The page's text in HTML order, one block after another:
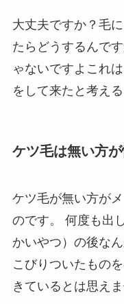
大丈夫ですか？毛
たらどうするんです
ゃないですよこれは
をして来たと考え
ケツ毛は無い方
ケツ毛が無い方が
のです。 何度も出
かいやつ）の後な
こびりついたもの
きているとは思えま